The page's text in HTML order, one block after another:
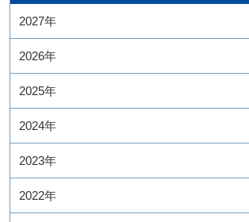
2027年
2026年
2025年
2024年
2023年
2022年